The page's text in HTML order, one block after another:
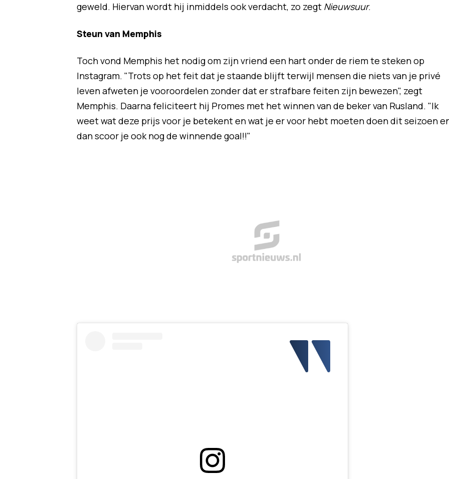
geweld. Hiervan wordt hij inmiddels ook verdacht, zo zegt Nieuwsuur.
Steun van Memphis
Toch vond Memphis het nodig om zijn vriend een hart onder de riem te steken op
Instagram. "Trots op het feit dat je staande blijft terwijl mensen die niets van je privé
leven afweten je vooroordelen zonder dat er strafbare feiten zijn bewezen", zegt
Memphis. Daarna feliciteert hij Promes met het winnen van de beker van Rusland. "Ik
weet wat deze prijs voor je betekent en wat je er voor hebt moeten doen dit seizoen
dan scoor je ook nog de winnende goal!!"